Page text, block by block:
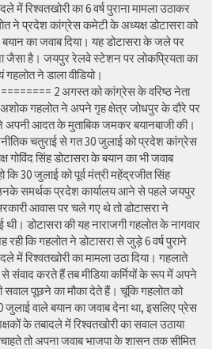
में रिश्वतखोरी का 6 वर्ष पुराना मामला उठाकर
ने प्रदेश कांग्रेस कमेटी के अध्यक्ष डोटासरा को
का जवाब दिया। यह डोटासरा के जले पर
है। जयपुर रेलवे स्टेशन पर लोकप्रियता का
ने डाला वीडियो।
2 अगस्त को कांग्रेस के वरिष्ठ नेता
गहलोत ने अपने गृह क्षेत्र जोधपुर के दौरे पर
अपनी आदत के मुताबिक जमकर बयानबाजी की।
चतुराई से गत 30 जुलाई को प्रदेश कांग्रेस
गोविंद सिंह डोटासरा के बयान का भी जवाब
कि 30 जुलाई को पूर्व मंत्री महेंद्रजीत सिंह
समर्थक प्रदेश कार्यालय आने से पहले जयपुर
आवास पर चले गए थे तो डोटासरा ने
थी। डोटासरा की यह नाराजगी गहलोत के नागवार
रही कि गहलोत ने डोटासरा से जुड़े 6 वर्ष पुराने
में रिश्वतखोरी का मामला उठा दिया। गहलाते
से संवाद करते हैं तब मीडिया कर्मियों के रूप में अपने
सवाल पूछने का मौका देते हैं। चूंकि गहलोत को
जुलाई वाले बयान का जवाब देना था, इसलिए प्रेस
के तबादले में रिश्वतखोरी का सवाल उठाया
तो अपना जवाब भाजपा के शासन तक सीमित